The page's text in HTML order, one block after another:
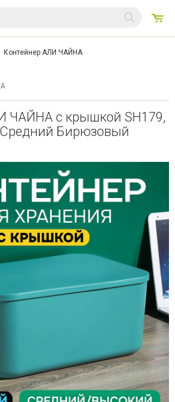
Контейнер АЛИ ЧАЙНА
ЧАЙНА с крышкой SH179,
Бирюзовый